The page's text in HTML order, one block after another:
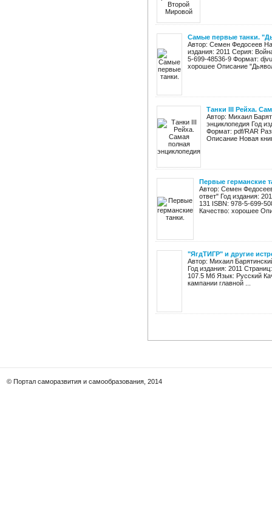
Самые первые танки.
Автор: Семен Федосеев
издания: 2011 Серия:
5-699-48536-9 Формат:
хорошее Описание
Танки III Рейха.
Автор: Михаил
энциклопедия Год
Формат: pdf/RAR
Описание Новая
Первые германские
Автор: Семен
ответ" Год издания:
131 ISBN: 978-5-699-
Качество: хорошее
"ЯгдТИГР" и другие
Автор: Михаил
Год издания: 2011
107.5 Мб Язык: Русский
кампании главной ...
© Портал саморазвития и самообразования, 2014